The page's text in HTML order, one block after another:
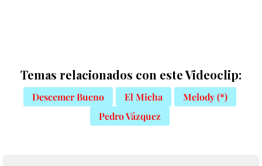
Temas relacionados con este Videoclip:
Descemer Bueno El Micha
Melody (*)
Pedro Vázquez